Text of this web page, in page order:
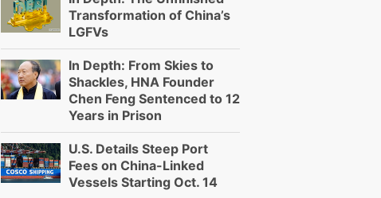
Transformation of China’s
LGFVs
In Depth: From Skies to
Shackles, HNA Founder
Chen Feng Sentenced to 12
Years in Prison
U.S. Details Steep Port
Fees on China-Linked
Vessels Starting Oct. 14